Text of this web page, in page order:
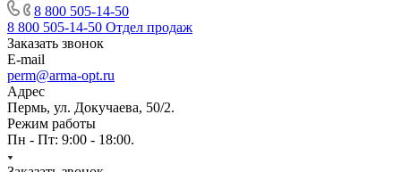
8 800 505-14-50
8 800 505-14-50 Отдел продаж
Заказать звонок
E-mail
perm@arma-opt.ru
Адрес
Пермь, ул. Докучаева, 50/2.
Режим работы
Пн - Пт: 9:00 - 18:00.